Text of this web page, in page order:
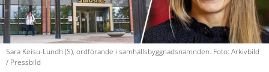
Sara Keisu-Lundh (S), ordförande i samhällsbyggnadsnämnden. Foto: Arkivbild
/ Pressbild